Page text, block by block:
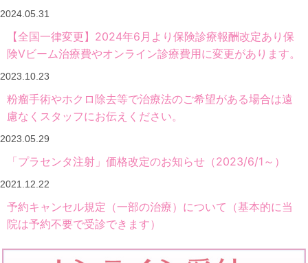
2024.05.31
【全国一律変更】2024年6月より保険診療報酬改定あり保
険Vビーム治療費やオンライン診療費用に変更があります。
2023.10.23
粉瘤手術やホクロ除去等で治療法のご希望がある場合は遠
慮なくスタッフにお伝えください。
2023.05.29
「プラセンタ注射」価格改定のお知らせ（2023/6/1～）
2021.12.22
予約キャンセル規定（一部の治療）について（基本的に当
院は予約不要で受診できます）